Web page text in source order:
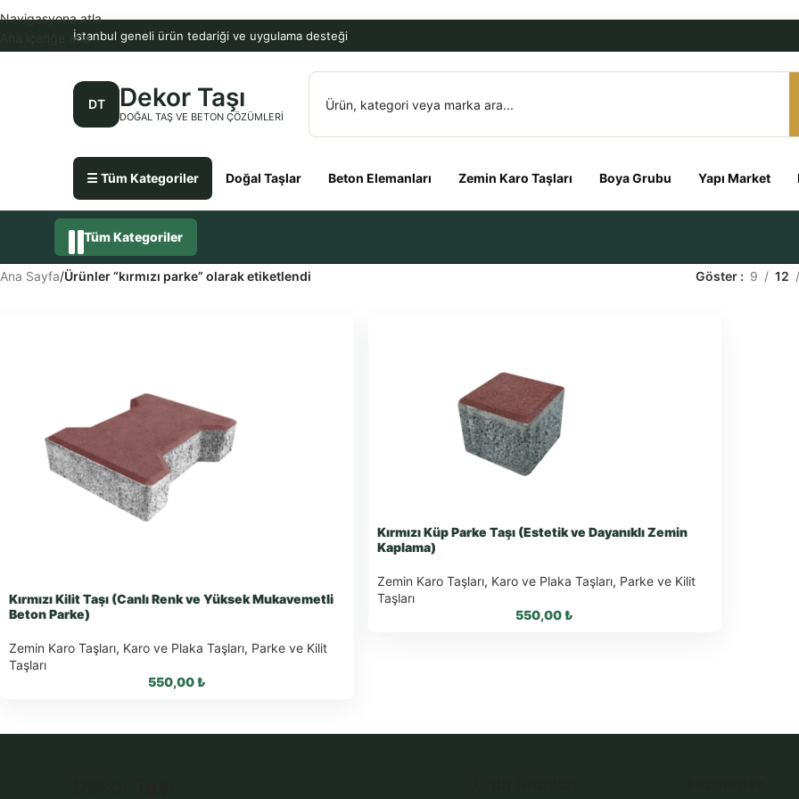
İstanbul geneli ürün tedariği ve uygulama desteği
DT Dekor Taşı
DOĞAL TAŞ VE BETON ÇÖZÜMLERI
☰ Tüm Kategoriler Doğal Taşlar Beton Elemanları Zemin Karo Taşları Boya Grubu Yapı Market
Navigasyona atla
Ana içeriğe atla
Tüm Kategoriler
Ana Sayfa/Ürünler “kırmızı parke” olarak etiketlendi Göster 9 12
Kırmızı Kilit Taşı (Canlı Renk ve Yüksek Mukavemetli
Beton Parke)
Zemin Karo Taşları, Karo ve Plaka Taşları, Parke ve Kilit
Taşları
550,00₺
Kırmızı Küp Parke Taşı (Estetik ve Dayanıklı Zemin
Kaplama)
Zemin Karo Taşları, Karo ve Plaka Taşları, Parke ve Kilit
Taşları
550,00₺